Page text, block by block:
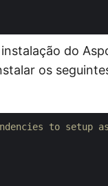
do
os
to setup